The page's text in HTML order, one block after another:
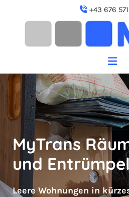
 +43 676
MyTrans
und
Leere Wohnungen in